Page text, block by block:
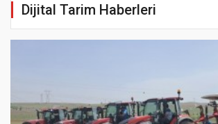
Dijital Tarim Haberleri